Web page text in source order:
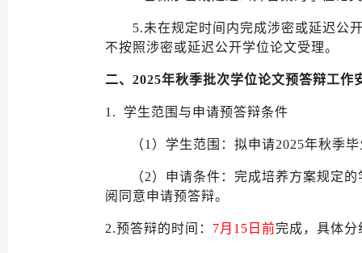
5.未在规定时间内完成涉密或延迟公
不按照涉密或延迟公开学位论文受理。
二、 2025年秋季批次学位论文预答辩工作
1. 学生范围与申请预答辩条件
（1 ） 学生范围：拟申请2025年秋季
（2） 申请条件：完成培养方案规定
阅同意申请预答辩。
2.预答辩的时间 ： 7月 15 日前完成，具体分